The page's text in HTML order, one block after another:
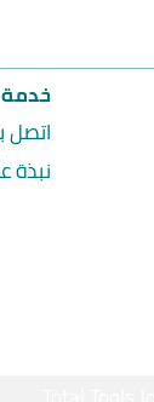
خدمة
اتصل
نبذة